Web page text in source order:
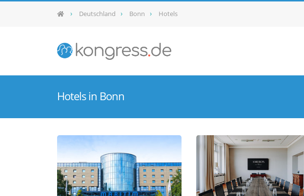
Deutschland Bonn Hotels
Hotels in Bonn